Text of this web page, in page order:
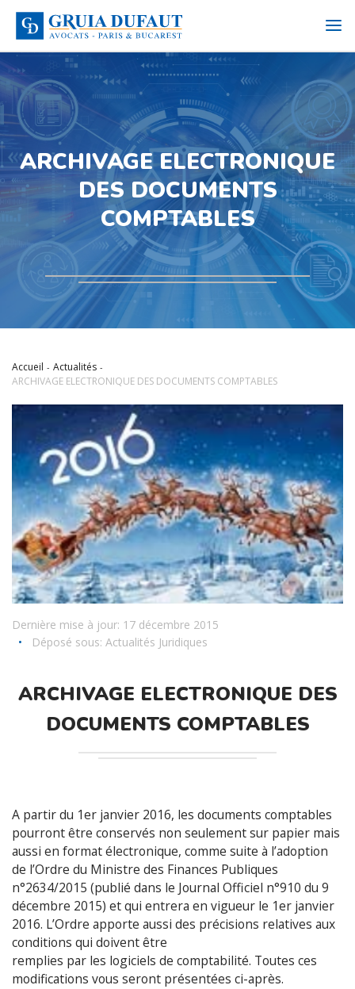
ARCHIVAGE ELECTRONIQUE
DES DOCUMENTS
COMPTABLES
Accueil
Actualités
ARCHIVAGE ELECTRONIQUE DES DOCUMENTS COMPTABLES
Dernière mise à jour: 17 décembre 2015
•
Déposé sous: Actualités Juridiques
ARCHIVAGE ELECTRONIQUE DES
DOCUMENTS COMPTABLES
A partir du 1er janvier 2016, les documents comptables
pourront être conservés non seulement sur papier mais
aussi en format électronique, comme suite à l’adoption
de l’Ordre du Ministre des Finances Publiques
n°2634/2015 (publié dans le Journal Officiel n°910 du 9
décembre 2015) et qui entrera en vigueur le 1er janvier
2016. L’Ordre apporte aussi des précisions relatives aux
conditions qui doivent être
remplies par les logiciels de comptabilité. Toutes ces
modifications vous seront présentées ci-après.